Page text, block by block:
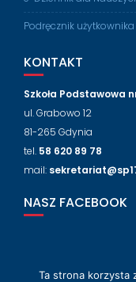
Podręcznik użytkownika
KONTAKT
Szkoła Podstawowa
ul. Grabowo 12
81-265 Gdynia
tel. 58 620 89 78
mail:
NASZ FACEBOOK
Ta strona korzysta